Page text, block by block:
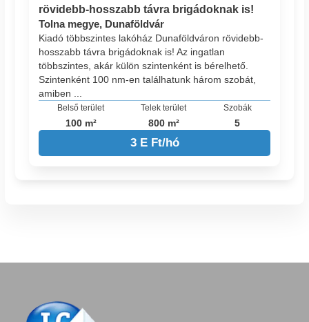
rövidebb-hosszabb távra brigádoknak is!
Tolna megye, Dunaföldvár
Kiadó többszintes lakóház Dunaföldváron rövidebb-
hosszabb távra brigádoknak is! Az ingatlan
többszintes, akár külön szintenként is bérelhető.
Szintenként 100 nm-en találhatunk három szobát,
amiben ...
Belső terület
100 m²
Telek terület
800 m²
Szobák
5
3 E Ft/hó